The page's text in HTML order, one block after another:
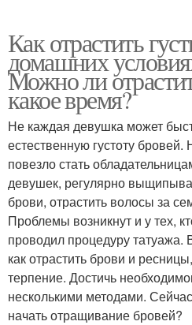
Как отрастить
домашних
Можно ли
какое время?
Не каждая девушка может
естественную густоту
повезло стать
девушек, регулярно
брови, отрастить волосы за
Проблемы возникнут и у тех,
проводил процедуру татуажа.
как отрастить брови и
терпение. Достичь
несколькими методами.
начать отращивание бровей?